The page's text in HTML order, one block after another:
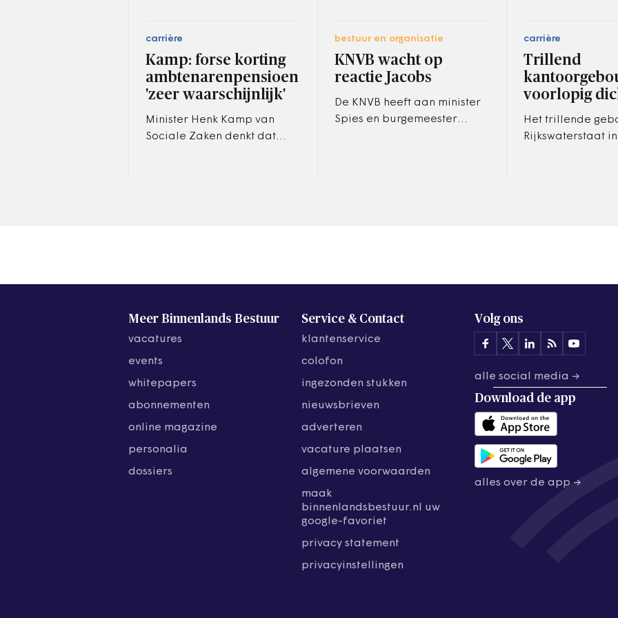
carrière
Kamp: forse korting
ambtenarenpensioen
'zeer waarschijnlijk'
Minister Henk Kamp van
Sociale Zaken denkt dat
bestuur en organisatie
KNVB wacht op
reactie Jacobs
De KNVB heeft aan minister
Spies en burgemeester
carrière
Trillend
voorlopig
Het trillende
Rijkswaterstaat
Meer Binnenlands Bestuur
vacatures
events
whitepapers
abonnementen
online magazine
personalia
dossiers
Service & Contact
klantenservice
colofon
ingezonden stukken
nieuwsbrieven
adverteren
vacature plaatsen
algemene voorwaarden
maak
binnenlandsbestuur.nl uw
google-favoriet
privacy statement
privacyinstellingen
Volg ons
alle social media →
Download de app
alles over de app →